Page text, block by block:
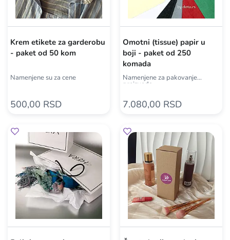
Krem etikete za garderobu
- paket od 50 kom
Namenjene su za cene
500,00 RSD
Omotni (tissue) papir u
boji - paket od 250
komada
Namenjene za pakovanje
proizvoda
7.080,00 RSD